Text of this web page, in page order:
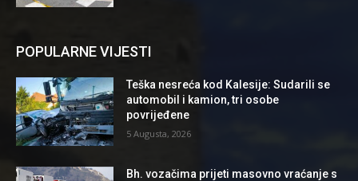
POPULARNE VIJESTI
Teška nesreća kod Kalesije: Sudarili se
automobil i kamion, tri osobe
povrijeđene
5 Augusta, 2026
Bh. vozačima prijeti masovno vraćanje s